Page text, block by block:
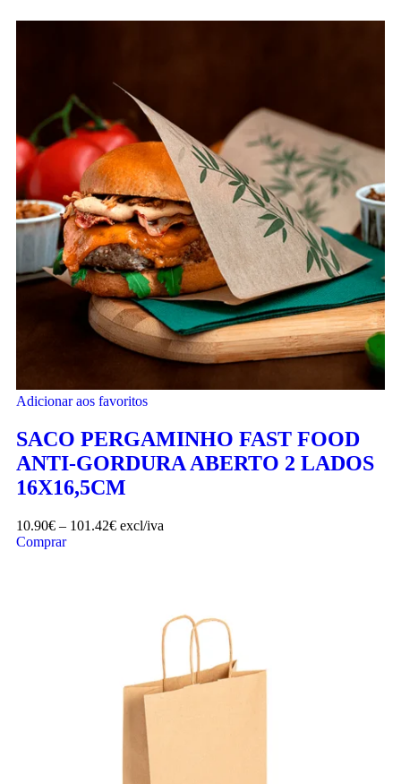
Adicionar aos favoritos
SACO PERGAMINHO FAST FOOD
ANTI-GORDURA ABERTO 2 LADOS
16X16,5CM
10.90€ – 101.42€ excl/iva
Comprar